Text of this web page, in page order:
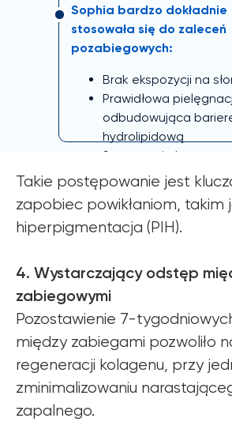
Sophia bardzo dokładnie
stosowała się do zaleceń
pozabiegowych:
Brak ekspozycji na
Prawidłowa
odbudowująca
hydrolipidową
Stosowanie kremu z
filtrem SP
Brak rozdrapywania
prób przyspieszania
złuszczania
Takie postępowanie jest
zapobiec powikłaniom, takim
hiperpigmentacja (PIH).
4. Wystarczający odstęp
zabiegowymi
Pozostawienie 7-
między zabiegami pozwoliło
regeneracji kolagenu, przy
zminimalizowaniu
zapalnego.